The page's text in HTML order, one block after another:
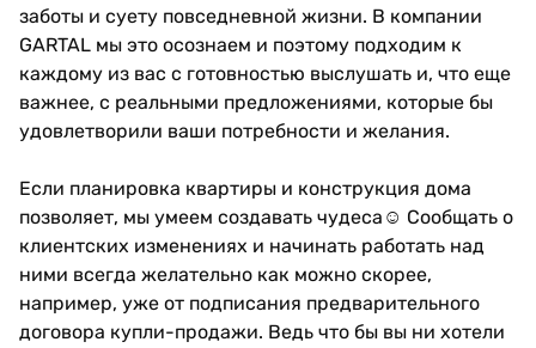
заботы и суету повседневной жизни. В компании
GARTAL мы это осознаем и поэтому подходим к
каждому из вас с готовностью выслушать и, что еще
важнее, с реальными предложениями, которые бы
удовлетворили ваши потребности и желания.
Если планировка квартиры и конструкция дома
позволяет, мы умеем создавать чудеса☺ Сообщать о
клиентских изменениях и начинать работать над
ними всегда желательно как можно скорее,
например, уже от подписания предварительного
договора купли-продажи. Ведь что бы вы ни хотели